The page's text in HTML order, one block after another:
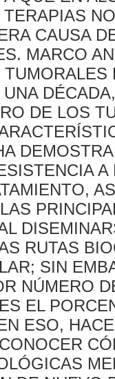
CAUSA
MARCO
DE LOS
RUTAS
SIN
NÚMERO
EL
ESO,